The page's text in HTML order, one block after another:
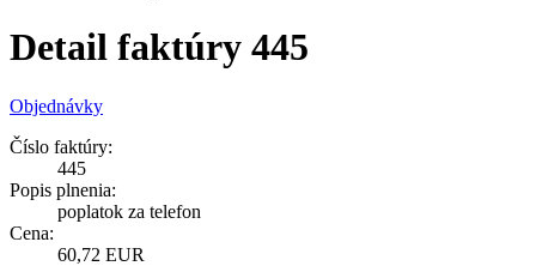
Detail faktúry 445
Objednávky
Číslo faktúry:
445
Popis plnenia:
poplatok za telefon
Cena:
60,72 EUR